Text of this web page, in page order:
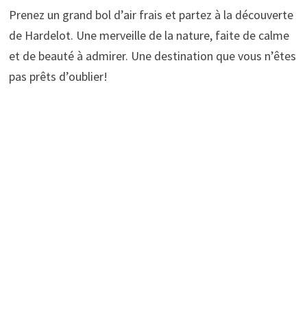
Prenez un grand bol d’air frais et partez à la découverte
de Hardelot. Une merveille de la nature, faite de calme
et de beauté à admirer. Une destination que vous n’êtes
pas prêts d’oublier!